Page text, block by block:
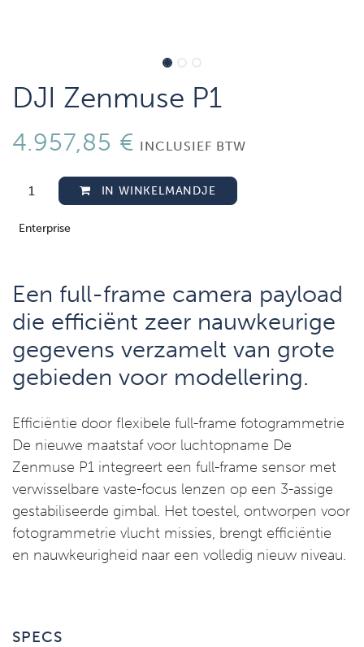
DJI Zenmuse P1
4.957,85 € INCLUSIEF BTW
IN WINKELMANDJE
Enterprise
Een full-frame camera payload
die efficiënt zeer nauwkeurige
gegevens verzamelt van grote
gebieden voor modellering.
Efficiëntie door flexibele full-frame fotogrammetrie
De nieuwe maatstaf voor luchtopname De
Zenmuse P1 integreert een full-frame sensor met
verwisselbare vaste-focus lenzen op een 3-assige
gestabiliseerde gimbal. Het toestel, ontworpen voor
fotogrammetrie vlucht missies, brengt efficiëntie
en nauwkeurigheid naar een volledig nieuw niveau.
SPECS